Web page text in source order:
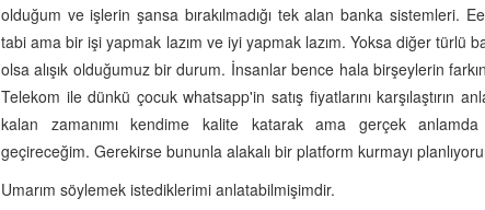
olduğum ve işlerin şansa bırakılmadığı tek alan banka sistemleri.
tabi ama bir işi yapmak lazım ve iyi yapmak lazım. Yoksa diğer türlü
olsa alışık olduğumuz bir durum. İnsanlar bence hala birşeylerin
Telekom ile dünkü çocuk whatsapp'in satış fiyatlarını karşılaştırın
kalan zamanımı kendime kalite katarak ama gerçek
geçireceğim. Gerekirse bununla alakalı bir platform kurmayı
Umarım söylemek istediklerimi anlatabilmişimdir.